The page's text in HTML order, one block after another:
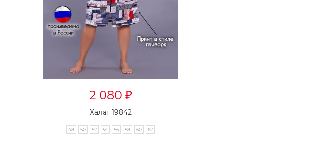
2 080 ₽
Халат 19842
48 50 52 54 56 58 60 62